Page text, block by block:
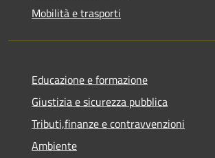
Mobilità e trasporti
Educazione e formazione
Giustizia e sicurezza pubblica
Tributi,finanze e contravvenzioni
Ambiente